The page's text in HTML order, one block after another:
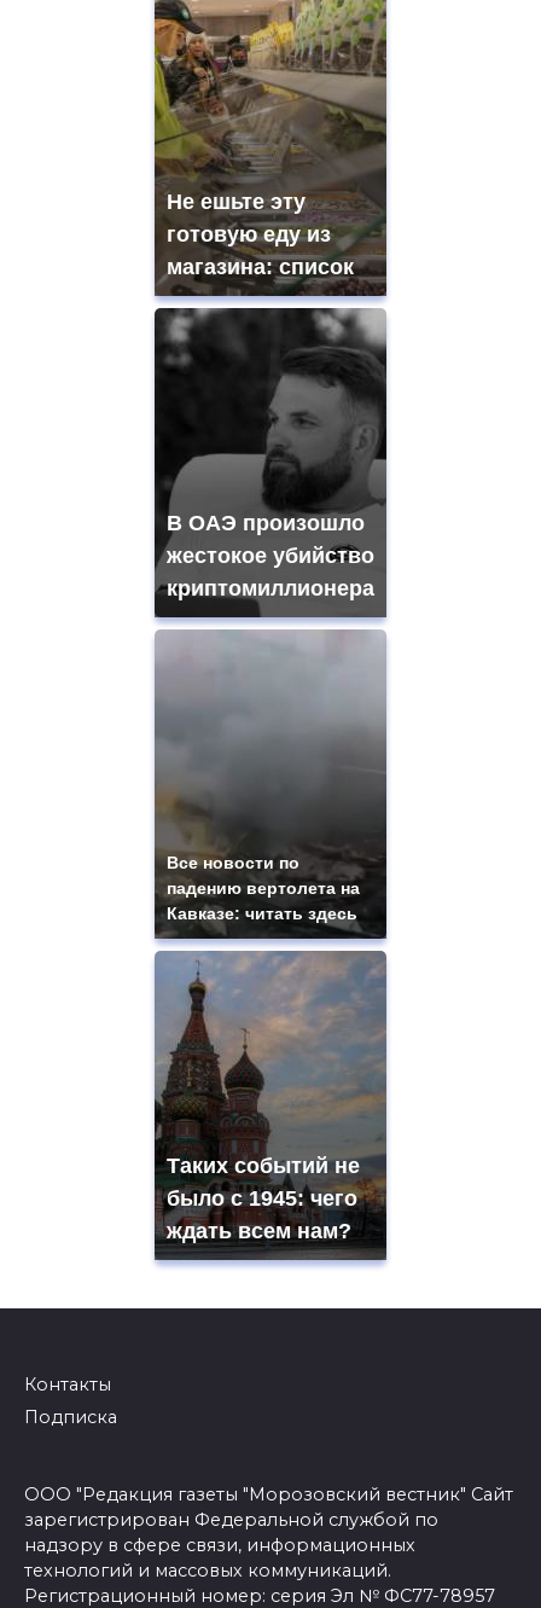
Не ешьте эту
готовую еду из
магазина: список
В ОАЭ произошло
жестокое убийство
криптомиллионера
Все новости по
падению вертолета на
Кавказе: читать здесь
Таких событий не
было с 1945: чего
ждать всем нам?
Контакты
Подписка
ООО "Редакция газеты "Морозовский вестник" Сайт
зарегистрирован Федеральной службой по
надзору в сфере связи, информационных
технологий и массовых коммуникаций.
Регистрационный номер: серия Эл № ФС77-78957